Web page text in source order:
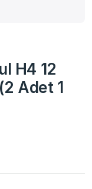
H4 12
Adet 1